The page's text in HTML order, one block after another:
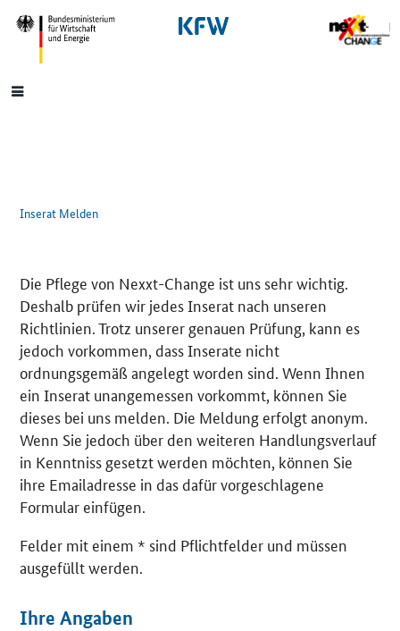
SrOnlyNavigation
Hauptmenü
Inserat Melden
Die Pflege von Nexxt-Change ist uns sehr wichtig.
Deshalb prüfen wir jedes Inserat nach unseren
Richtlinien. Trotz unserer genauen Prüfung, kann es
jedoch vorkommen, dass Inserate nicht
ordnungsgemäß angelegt worden sind. Wenn Ihnen
ein Inserat unangemessen vorkommt, können Sie
dieses bei uns melden. Die Meldung erfolgt anonym.
Wenn Sie jedoch über den weiteren Handlungsverlauf
in Kenntniss gesetzt werden möchten, können Sie
ihre Emailadresse in das dafür vorgeschlagene
Formular einfügen.
Felder mit einem * sind Pflichtfelder und müssen
ausgefüllt werden.
Ihre Angaben